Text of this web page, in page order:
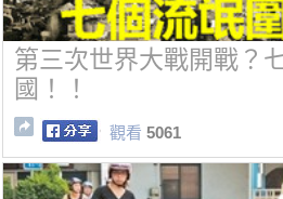
第三次世界大戰開戰？
國！！
觀看 5061